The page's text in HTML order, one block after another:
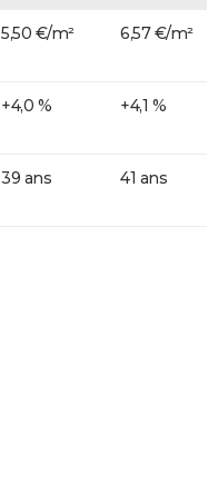
5,50 €/m² 6,57 €/m²
+4,0 % +4,1 %
39 ans 41 ans